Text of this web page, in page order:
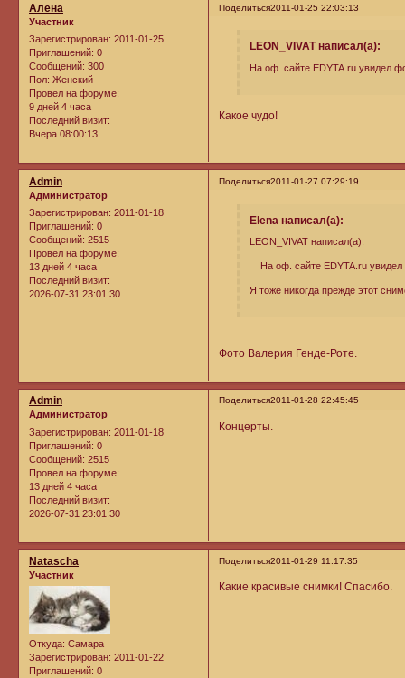
Поделиться2011-01-25 22:03:13
Алена
Участник
Зарегистрирован: 2011-01-25
Приглашений: 0
Сообщений: 300
Пол: Женский
Провел на форуме:
9 дней 4 часа
Последний визит:
Вчера 08:00:13
LEON_VIVAT написал(а):
На оф. сайте EDYTA.ru увидел
Какое чудо!
Поделиться2011-01-27 07:29:19
Admin
Администратор
Зарегистрирован: 2011-01-18
Приглашений: 0
Сообщений: 2515
Провел на форуме:
13 дней 4 часа
Последний визит:
2026-07-31 23:01:30
Elena написал(а):
LEON_VIVAT написал(а):
На оф. сайте EDYTA.ru увидел
Я тоже никогда прежде этот
Фото Валерия Генде-Роте.
Поделиться2011-01-28 22:45:45
Admin
Администратор
Зарегистрирован: 2011-01-18
Приглашений: 0
Сообщений: 2515
Провел на форуме:
13 дней 4 часа
Последний визит:
2026-07-31 23:01:30
Концерты.
Поделиться2011-01-29 11:17:35
Natascha
Участник
Откуда: Самара
Зарегистрирован: 2011-01-22
Приглашений: 0
Какие красивые снимки! Спасибо.